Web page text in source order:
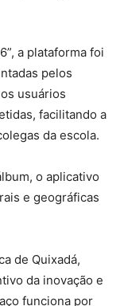
a plataforma foi
pelos
usuários
facilitando a
da escola.
o aplicativo
e geográficas
de Quixadá,
da inovação e
funciona por